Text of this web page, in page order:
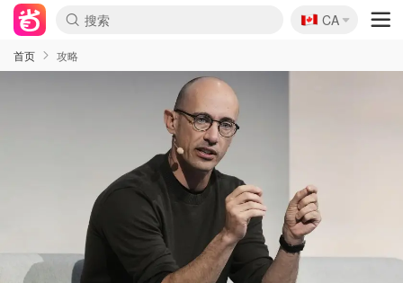
🇨🇦
CA
首页 攻略